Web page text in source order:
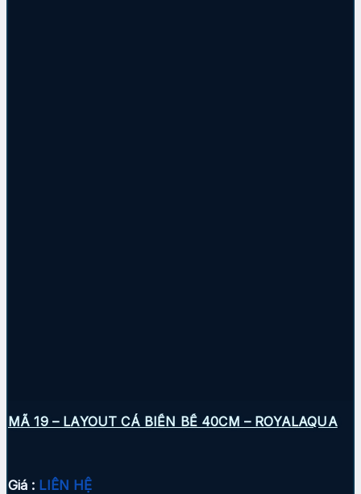
MÃ 19 – LAYOUT CÁ BIỂN BỂ 40CM – ROYALAQUA
Giá : LIÊN HỆ